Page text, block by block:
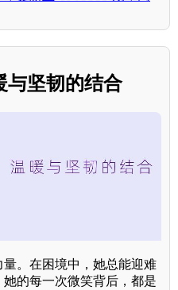
与坚韧的结合
。在困境中，她总能迎难
的每一次微笑背后，都是